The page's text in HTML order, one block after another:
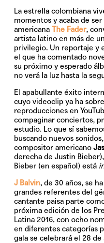
La estrella colombiana
momentos y acaba de
americanaThe Fader,
artista latino en más de
privilegio. Un reportaje y
el que ha comentado
su próximo y esperado
no verá la luz hasta la
El apabullante éxito
cuyo videoclip ya ha
reproducciones en
compaginar conciertos,
estudio. Lo que sí
buscando nuevos
compositor americano
derecha de Justin
Bieber (en español) está
J Balvin, de 30 años, se
grandes referentes del
cantante paisa parte
próxima edición de los
Latina 2016, con ocho
en diferentes categorías
gala se celebrará el 28